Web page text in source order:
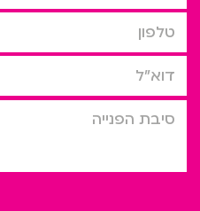
טלפון
דוא”ל
סיבת הפניה